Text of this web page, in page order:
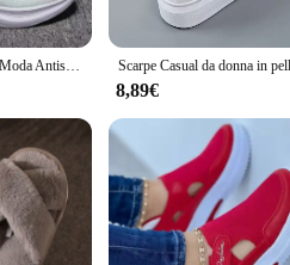
ensures they complement a variety of
The sandals are not just about looks;
range of women, ensuring a perfect fit
their adaptable design and comfortable
Casual Corsa Estate Moda Antiscivolo Escursionismo Mesh Traspirabilità Scarpe da ginnastica Tennis Donna Tendenza 2024 Donna Sneakers Coppia
8,89€